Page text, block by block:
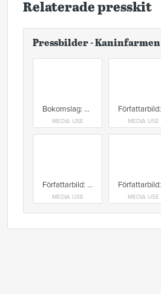
Relaterade presskit
Pressbilder - Kaninfarmen
Bokomslag: Kaninfarmen
MEDIA USE MEDIA USE
Författarbild: Johan Brännström Foto: Adam Wrafter
MEDIA USE MEDIA USE